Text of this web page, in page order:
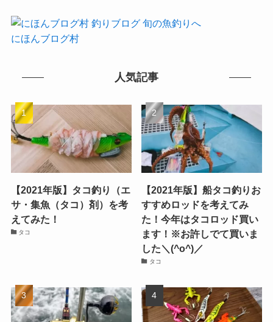
にほんブログ村
人気記事
【2021年版】タコ釣り（エ
サ・集魚（タコ）剤）を考
えてみた！
タコ
【2021年版】船タコ釣りお
すすめロッドを考えてみ
た！今年はタコロッド買い
ます！※お許しでて買いま
した＼(^o^)／
タコ